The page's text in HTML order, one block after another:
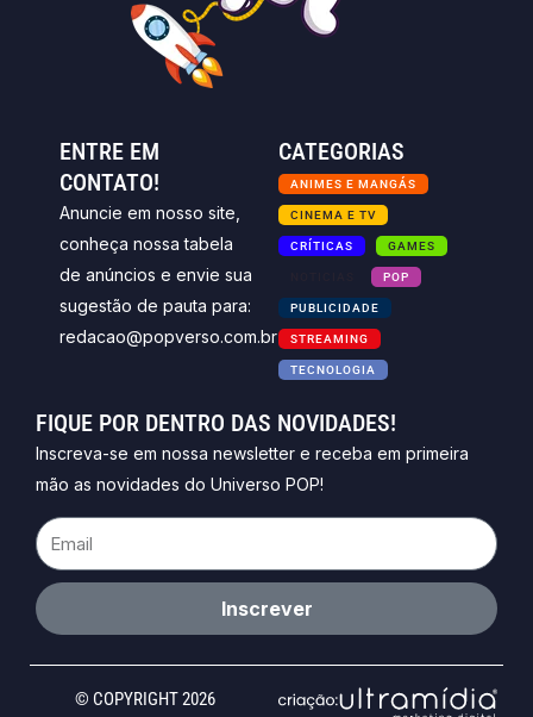
ENTRE EM
CONTATO!
Anuncie em nosso site,
conheça nossa tabela
de anúncios e envie sua
sugestão de pauta para:
redacao@popverso.com.br
CATEGORIAS
ANIMES E MANGÁS
CINEMA E TV
CRÍTICAS GAMES
POP
PUBLICIDADE
STREAMING
TECNOLOGIA
FIQUE POR DENTRO DAS NOVIDADES!
Inscreva-se em nossa newsletter e receba em primeira
mão as novidades do Universo POP!
Email
Inscrever
© COPYRIGHT 2026